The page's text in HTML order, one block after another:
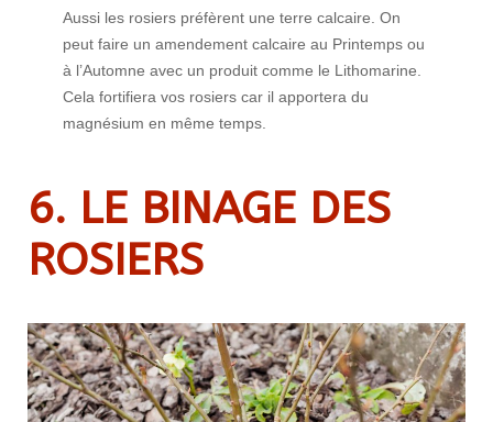
Aussi les rosiers préfèrent une terre calcaire. On
peut faire un amendement calcaire au Printemps ou
à l’Automne avec un produit comme le Lithomarine.
Cela fortifiera vos rosiers car il apportera du
magnésium en même temps.
6. LE BINAGE DES
ROSIERS